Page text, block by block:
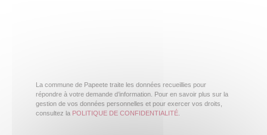
La commune de Papeete traite les données recueillies pour
répondre à votre demande d’information. Pour en savoir plus sur la
gestion de vos données personnelles et pour exercer vos droits,
consultez la POLITIQUE DE CONFIDENTIALITÉ